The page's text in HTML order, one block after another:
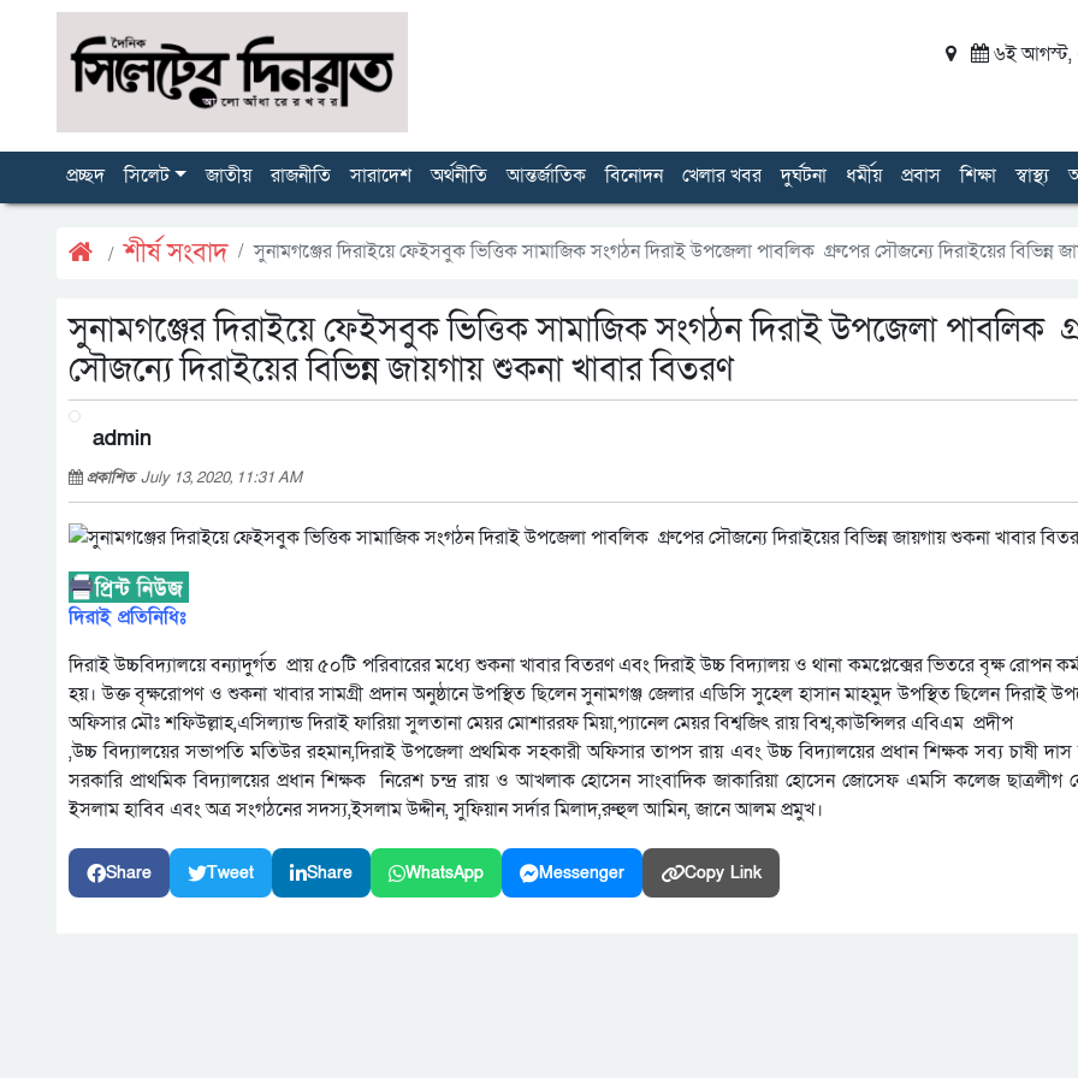
৬ই আগস্ট,
প্রচ্ছদ সিলেট জাতীয় রাজনীতি সারাদেশ অর্থনীতি আন্তর্জাতিক বিনোদন খেলার খবর দুর্ঘটনা ধর্মীয় প্রবাস শিক্ষা স্বাস্থ্য
শীর্ষ সংবাদ সুনামগঞ্জের দিরাইয়ে ফেইসবুক ভিত্তিক সামাজিক সংগঠন দিরাই উপজেলা পাবলিক গ্রুপের সৌজন্যে দিরাইয়ের বিভিন্ন
সুনামগঞ্জের দিরাইয়ে ফেইসবুক ভিত্তিক সামাজিক সংগঠন দিরাই উপজেলা পাবলিক
সৌজন্যে দিরাইয়ের বিভিন্ন জায়গায় শুকনা খাবার বিতরণ
admin
প্রকাশিতJuly 13, 2020, 11:31 AM
দিরাই প্রতিনিধিঃ
দিরাই উচ্চবিদ্যালয়ে বন্যাদুর্গত প্রায় ৫০টি পরিবারের মধ্যে শুকনা খাবার বিতরণ এবং দিরাই উচ্চ বিদ্যালয় ও থানা কমপ্লেক্সের ভিতরে বৃক্ষ রোপন
হয়। উক্ত বৃক্ষরোপণ ও শুকনা খাবার সামগ্রী প্রদান অনুষ্ঠানে উপস্থিত ছিলেন সুনামগঞ্জ জেলার এডিসি সুহেল হাসান মাহমুদ উপস্থিত ছিলেন দিরাই
অফিসার মৌঃ শফিউল্লাহ,এসিল্যান্ড দিরাই ফারিয়া সুলতানা মেয়র মোশাররফ মিয়া,প্যানেল মেয়র বিশ্বজিৎ রায় বিশ্ব,কাউন্সিলর এবিএম প্রদীপ
,উচ্চ বিদ্যালয়ের সভাপতি মতিউর রহমান,দিরাই উপজেলা প্রথমিক সহকারী অফিসার তাপস রায় এবং উচ্চ বিদ্যালয়ের প্রধান শিক্ষক সব্য চাষী দাস
সরকারি প্রাথমিক বিদ্যালয়ের প্রধান শিক্ষক নিরেশ চন্দ্র রায় ও আখলাক হোসেন সাংবাদিক জাকারিয়া হোসেন জোসেফ এমসি কলেজ ছাত্রলীগ
ইসলাম হাবিব এবং অত্র সংগঠনের সদস্য,ইসলাম উদ্দীন, সুফিয়ান সর্দার মিলাদ,রুহুল আমিন, জানে আলম প্রমুখ।
Share Tweet Share WhatsApp Messenger Copy Link